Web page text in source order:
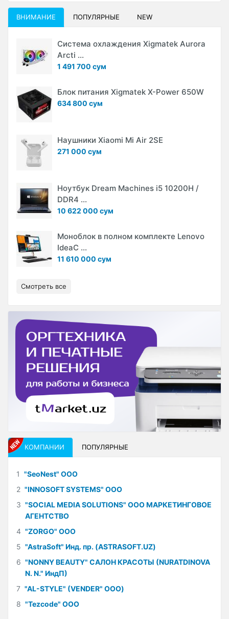
ВНИМАНИЕ ПОПУЛЯРНЫЕ NEW
Система охлаждения Xigmatek Aurora
Arcti ...
1 491 700 сум
Блок питания Xigmatek X-Power 650W
634 800 сум
Наушники Xiaomi Mi Air 2SE
271 000 сум
Ноутбук Dream Machines i5 10200H /
DDR4 ...
10 622 000 сум
Моноблок в полном комплекте Lenovo
IdeaC ...
11 610 000 сум
Смотреть все
КОМПАНИИ ПОПУЛЯРНЫЕ
1 "SeoNest" ООО
2 "INNOSOFT SYSTEMS" ООО
3 "SOCIAL MEDIA SOLUTIONS" ООО МАРКЕТИНГОВОЕ
АГЕНТСТВО
4 "ZORGO" ООО
5 "AstraSoft" Инд. пр. (ASTRASOFT.UZ)
6 "NONNY BEAUTY" САЛОН КРАСОТЫ (NURATDINOVA
N. N." ИндП)
7 "AL-STYLE" (VENDER" ООО)
8 "Tezcode" ООО